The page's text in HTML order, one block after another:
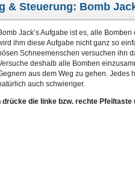
& Steuerung: Bomb
Jack’s Aufgabe ist es, alle
ihm diese Aufgabe nicht ganz so
Schneemenschen versuchen ihn
deshalb alle Bomben
aus dem Weg zu gehen. Jedes
auch schwieriger.
die linke bzw. rechte Pfeiltaste